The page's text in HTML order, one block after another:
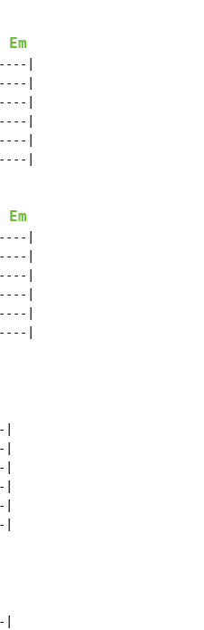
Em
|
|
|
|
|
|
Em
|
|
|
|
|
|